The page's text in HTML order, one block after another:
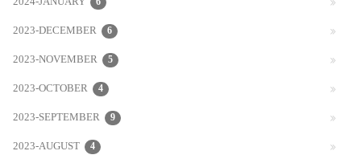
2023-DECEMBER 6
2023-NOVEMBER 5
2023-OCTOBER 4
2023-SEPTEMBER 9
2023-AUGUST 4